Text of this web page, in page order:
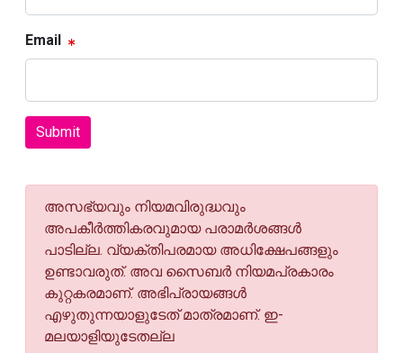
Email
Submit
അസഭ്യവും നിയമവിരുദ്ധവും
അപകീര്‍ത്തികരവുമായ പരാമര്‍ശങ്ങള്‍
പാടില്ല. വ്യക്തിപരമായ അധിക്ഷേപങ്ങളും
ഉണ്ടാവരുത്. അവ സൈബര്‍ നിയമപ്രകാരം
കുറ്റകരമാണ്. അഭിപ്രായങ്ങള്‍
എഴുതുന്നയാളുടേത് മാത്രമാണ്. ഇ-
മലയാളിയുടേതല്ല